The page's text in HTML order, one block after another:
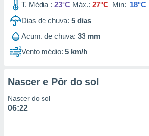
T. Média : 23°C Máx.: 27°C Min: 18°C
Dias de chuva: 5 dias
Acum. de chuva: 33 mm
Vento médio: 5 km/h
Nascer e Pôr do sol
Nascer do sol
06:22